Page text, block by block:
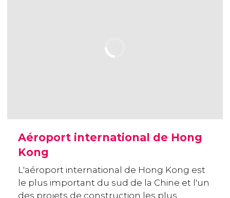
Aéroport international de Hong
Kong
L'aéroport international de Hong Kong est
le plus important du sud de la Chine et l'un
des projets de construction les plus